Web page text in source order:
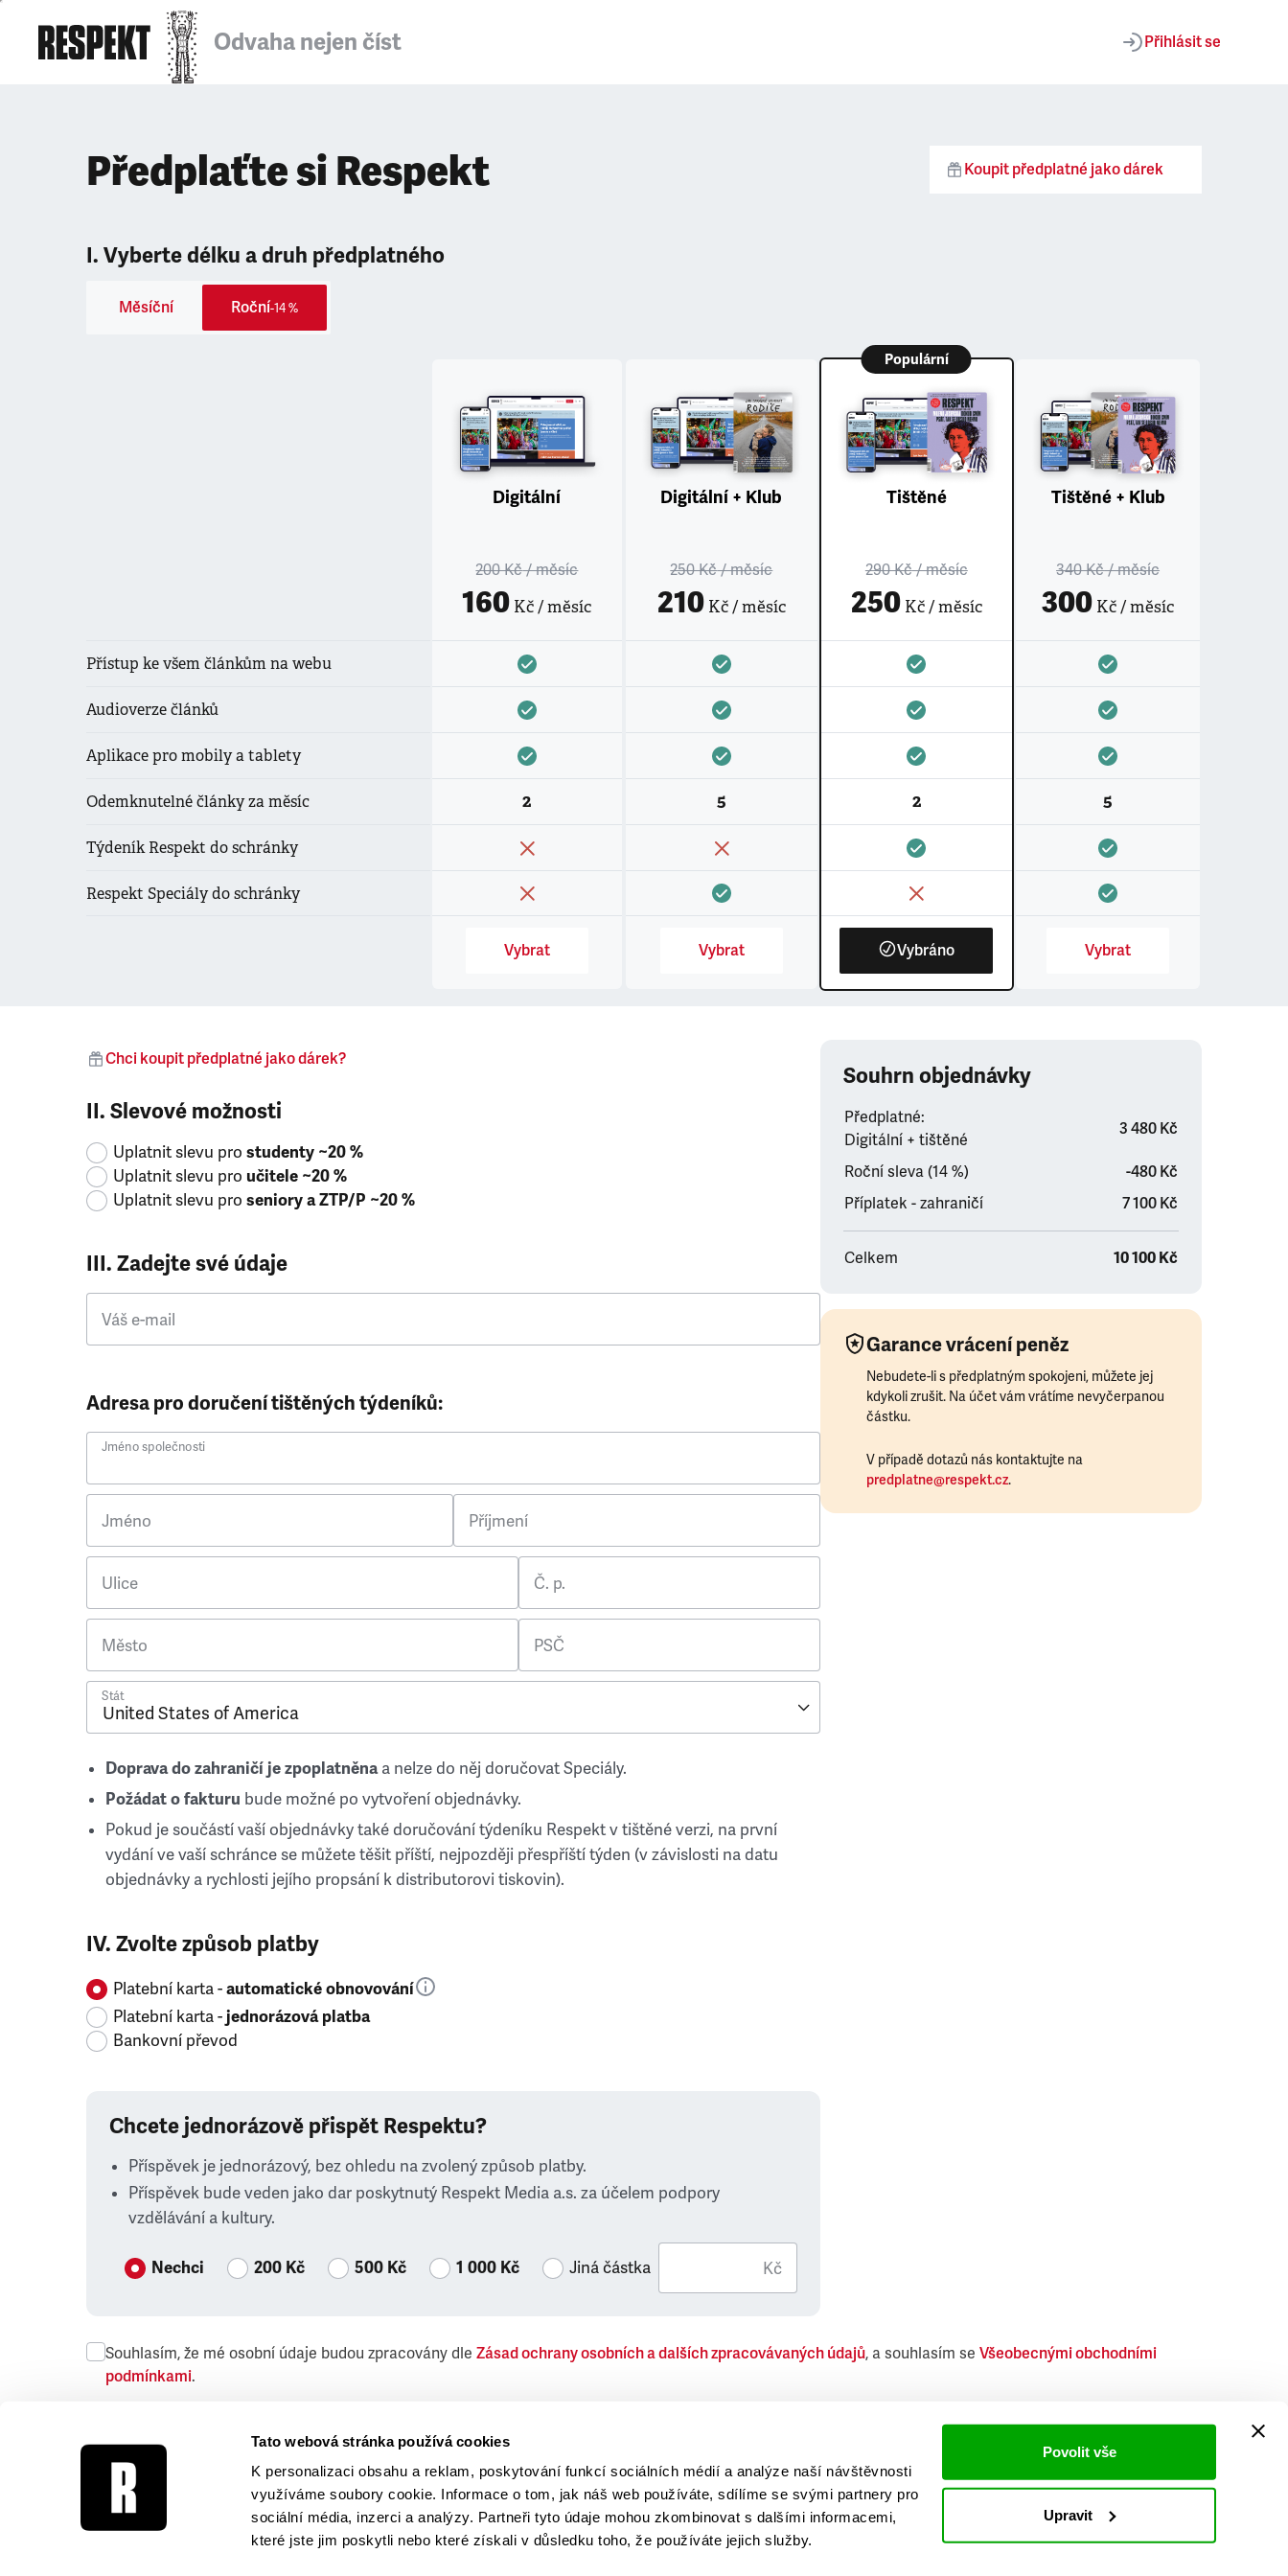
Tato webová stránka používá cookies
K personalizaci obsahu a reklam, poskytování funkcí sociálních médií a analýze naší návštěvnosti
využíváme soubory cookie. Informace o tom, jak náš web používáte, sdílíme se svými partnery pro
sociální média, inzerci a analýzy. Partneři tyto údaje mohou zkombinovat s dalšími informacemi,
které jste jim poskytli nebo které získali v důsledku toho, že používáte jejich služby.
Povolit vše
Upravit
Odvaha nejen číst Přihlásit se
Předplaťte si Respekt Koupit předplatné jako dárek
I. Vyberte délku a druh předplatného
Měsíční Roční-14 %
Přístup ke všem článkům na webu
Audioverze článků
Aplikace pro mobily a tablety
Odemknutelné články za měsíc
Týdeník Respekt do schránky
Respekt Speciály do schránky
Digitální
200 Kč/ měsíc
160 Kč / měsíc
2
Vybrat
Digitální + Klub
250 Kč/ měsíc
210Kč / měsíc
5
Vybrat
Populární
Tištěné
290 Kč/ měsíc
250Kč / měsíc
2
Vybráno
Tištěné + Klub
340 Kč/ měsíc
300 Kč / měsíc
5
Vybrat
Chci koupit předplatné jako dárek?
II. Slevové možnosti
Uplatnit slevu pro studenty ~20 %
Uplatnit slevu pro učitele ~20 %
Uplatnit slevu pro seniory a ZTP/P ~20 %
III. Zadejte své údaje
Váš e-mail
Adresa pro doručení tištěných týdeníků:
Jméno společnosti
Jméno Příjmení
Ulice Č. p.
Město PSČ
Stát
Doprava do zahraničí je zpoplatněnaa nelze do něj doručovat Speciály.
Požádat o fakturu bude možné po vytvoření objednávky.
Pokud je součástí vaší objednávky také doručování týdeníku Respekt v tištěné verzi, na první
vydání ve vaší schránce se můžete těšit příští, nejpozději přespříští týden (v závislosti na datu
objednávky a rychlosti jejího propsání k distributorovi tiskovin).
IV. Zvolte způsob platby
Platební karta -automatické obnovování
Platební karta -jednorázová platba
Bankovní převod
Chcete jednorázově přispět Respektu?
Příspěvek je jednorázový, bez ohledu na zvolený způsob platby.
Příspěvek bude veden jako dar poskytnutý Respekt Media a.s. za účelem podpory
vzdělávání a kultury.
Nechci 200 Kč 500 Kč 1 000 Kč Jiná částka Kč
Souhrn objednávky
Předplatné:
Digitální + tištěné
3 480 Kč
Roční sleva (14 %)
-480 Kč
Příplatek - zahraničí
7 100 Kč
Celkem 10 100 Kč
Garance vrácení peněz
Nebudete-li s předplatným spokojeni, můžete jej
kdykoli zrušit. Na účet vám vrátíme nevyčerpanou
částku.
V případě dotazů nás kontaktujte na
predplatne@respekt.cz.
Souhlasím, že mé osobní údaje budou zpracovány dle Zásad ochrany osobních a dalších zpracovávaných údajů, a souhlasím se Všeobecnými obchodními
podmínkami.